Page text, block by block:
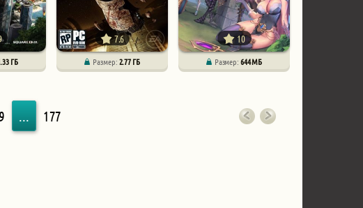
ГБ
7.6
Размер:2.77 ГБ
10
Размер:644 МБ
... 177